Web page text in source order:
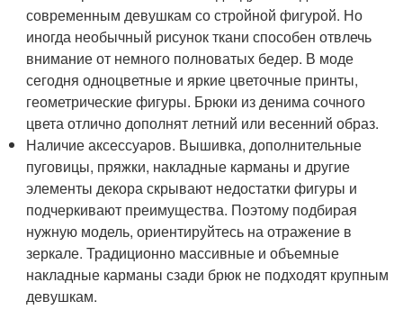
современным девушкам со стройной фигурой. Но
иногда необычный рисунок ткани способен отвлечь
внимание от немного полноватых бедер. В моде
сегодня одноцветные и яркие цветочные принты,
геометрические фигуры. Брюки из денима сочного
цвета отлично дополнят летний или весенний образ.
Наличие аксессуаров. Вышивка, дополнительные
пуговицы, пряжки, накладные карманы и другие
элементы декора скрывают недостатки фигуры и
подчеркивают преимущества. Поэтому подбирая
нужную модель, ориентируйтесь на отражение в
зеркале. Традиционно массивные и объемные
накладные карманы сзади брюк не подходят крупным
девушкам.